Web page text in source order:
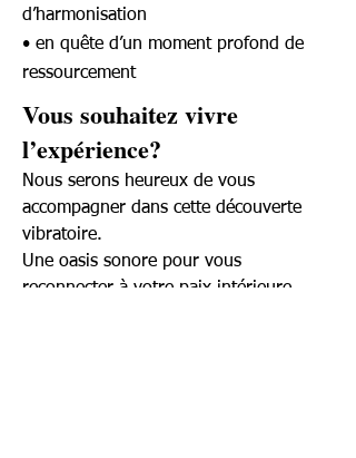
d’harmonisation
• en quête d’un moment profond de
ressourcement
Vous souhaitez vivre
l’expérience?
Nous serons heureux de vous
accompagner dans cette découverte
vibratoire.
Une oasis sonore pour vous
reconnecter à votre paix intérieure.